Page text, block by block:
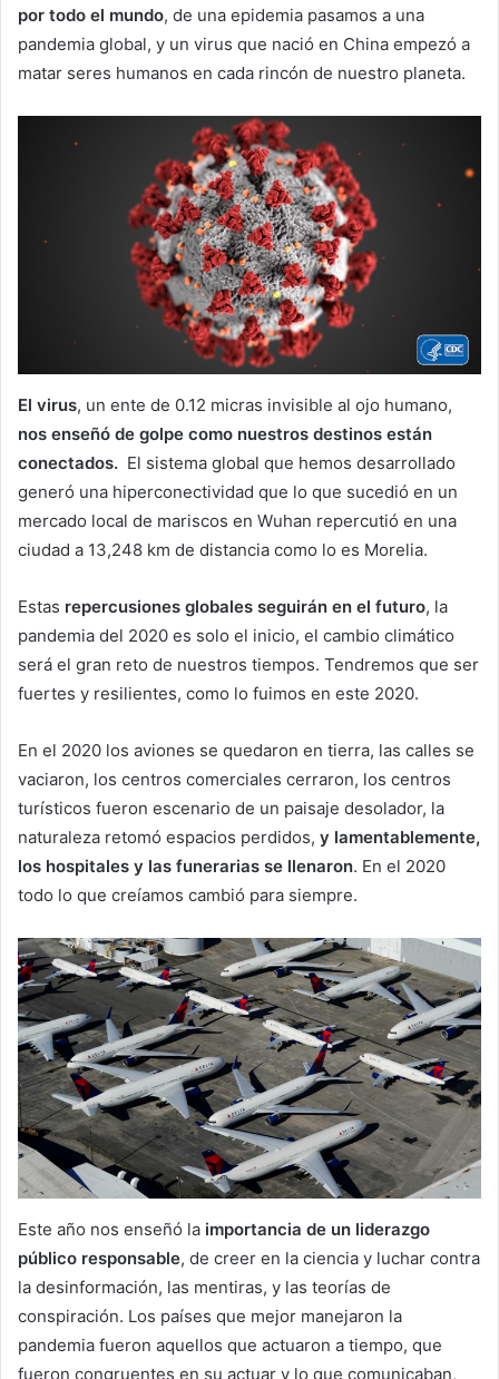
por todo el mundo, de una epidemia pasamos a una
pandemia global, y un virus que nació en China empezó a
matar seres humanos en cada rincón de nuestro planeta.
El virus, un ente de 0.12 micras invisible al ojo humano,
nos enseñó de golpe como nuestros destinos están
conectados. El sistema global que hemos desarrollado
generó una hiperconectividad que lo que sucedió en un
mercado local de mariscos en Wuhan repercutió en una
ciudad a 13,248 km de distancia como lo es Morelia.
Estas repercusiones globales seguirán en el futuro, la
pandemia del 2020 es solo el inicio, el cambio climático
será el gran reto de nuestros tiempos. Tendremos que ser
fuertes y resilientes, como lo fuimos en este 2020.
En el 2020 los aviones se quedaron en tierra, las calles se
vaciaron, los centros comerciales cerraron, los centros
turísticos fueron escenario de un paisaje desolador, la
naturaleza retomó espacios perdidos, y lamentablemente,
los hospitales y las funerarias se llenaron. En el 2020
todo lo que creíamos cambió para siempre.
Este año nos enseñó la importancia de un liderazgo
público responsable, de creer en la ciencia y luchar contra
la desinformación, las mentiras, y las teorías de
conspiración. Los países que mejor manejaron la
pandemia fueron aquellos que actuaron a tiempo, que
fueron congruentes en su actuar y lo que comunicaban,